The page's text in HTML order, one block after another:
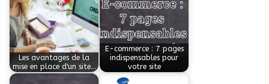
Les avantages de la
mise en place d'un site…
E-commerce : 7 pages
indispensables pour
votre site